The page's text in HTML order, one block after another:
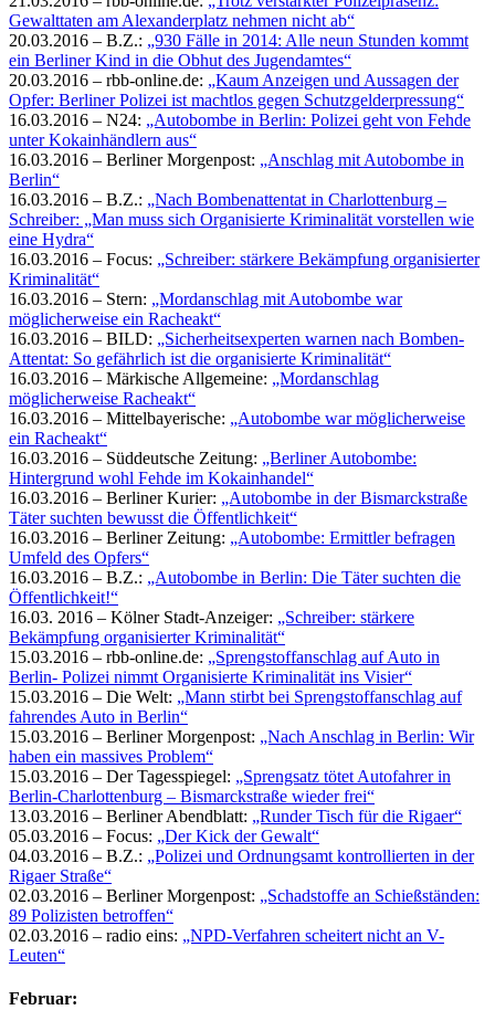
Gewalttaten am Alexanderplatz nehmen nicht ab“
20.03.2016 – B.Z.: „930 Fälle in 2014: Alle neun Stunden kommt
ein Berliner Kind in die Obhut des Jugendamtes“
20.03.2016 – rbb-online.de: „Kaum Anzeigen und Aussagen der
Opfer: Berliner Polizei ist machtlos gegen Schutzgelderpressung“
16.03.2016 – N24: „Autobombe in Berlin: Polizei geht von Fehde
unter Kokainhändlern aus“
16.03.2016 – Berliner Morgenpost: „Anschlag mit Autobombe in
Berlin“
16.03.2016 – B.Z.: „Nach Bombenattentat in Charlottenburg –
Schreiber: „Man muss sich Organisierte Kriminalität vorstellen wie
eine Hydra“
16.03.2016 – Focus: „Schreiber: stärkere Bekämpfung organisierter
Kriminalität“
16.03.2016 – Stern: „Mordanschlag mit Autobombe war
möglicherweise ein Racheakt“
16.03.2016 – BILD: „Sicherheitsexperten warnen nach Bomben-
Attentat: So gefährlich ist die organisierte Kriminalität“
16.03.2016 – Märkische Allgemeine: „Mordanschlag
möglicherweise Racheakt“
16.03.2016 – Mittelbayerische: „Autobombe war möglicherweise
ein Racheakt“
16.03.2016 – Süddeutsche Zeitung: „Berliner Autobombe:
Hintergrund wohl Fehde im Kokainhandel“
16.03.2016 – Berliner Kurier: „Autobombe in der Bismarckstraße
Täter suchten bewusst die Öffentlichkeit“
16.03.2016 – Berliner Zeitung: „Autobombe: Ermittler befragen
Umfeld des Opfers“
16.03.2016 – B.Z.: „Autobombe in Berlin: Die Täter suchten die
Öffentlichkeit!“
16.03. 2016 – Kölner Stadt-Anzeiger: „Schreiber: stärkere
Bekämpfung organisierter Kriminalität“
15.03.2016 – rbb-online.de: „Sprengstoffanschlag auf Auto in
Berlin- Polizei nimmt Organisierte Kriminalität ins Visier“
15.03.2016 – Die Welt: „Mann stirbt bei Sprengstoffanschlag auf
fahrendes Auto in Berlin“
15.03.2016 – Berliner Morgenpost: „Nach Anschlag in Berlin: Wir
haben ein massives Problem“
15.03.2016 – Der Tagesspiegel: „Sprengsatz tötet Autofahrer in
Berlin-Charlottenburg – Bismarckstraße wieder frei“
13.03.2016 – Berliner Abendblatt: „Runder Tisch für die Rigaer“
05.03.2016 – Focus: „Der Kick der Gewalt“
04.03.2016 – B.Z.: „Polizei und Ordnungsamt kontrollierten in der
Rigaer Straße“
02.03.2016 – Berliner Morgenpost: „Schadstoffe an Schießständen:
89 Polizisten betroffen“
02.03.2016 – radio eins: „NPD-Verfahren scheitert nicht an V-
Leuten“
Februar: